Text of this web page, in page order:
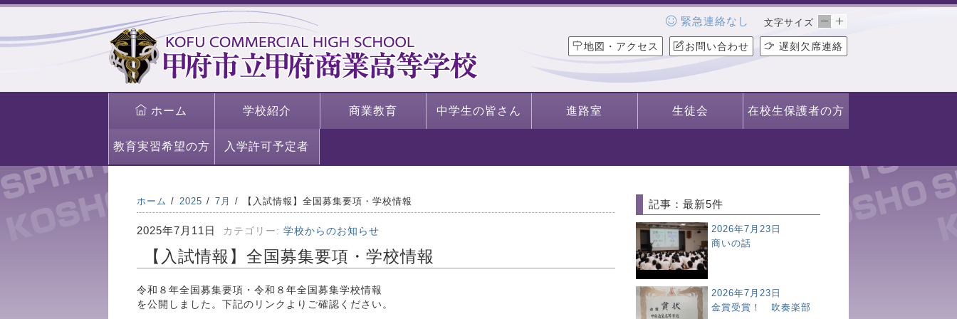
文字サイズ
地図・アクセス お問い合わせ 遅刻欠席連絡
緊急連絡なし
ホーム 学校紹介 商業教育 中学生の皆さん 進路室 生徒会 在校生保護者の方
教育実習希望の方 入学許可予定者
ホーム 2025 7月 【入試情報】全国募集要項・学校情報
2025年7月11日 カテゴリー: 学校からのお知らせ
【入試情報】全国募集要項・学校情報
令和８年全国募集要項・令和８年全国募集学校情報
を公開しました。下記のリンクよりご確認ください。
記事：最新5件
2026年7月23日
商いの話
2026年7月23日
金賞受賞！ 吹奏楽部